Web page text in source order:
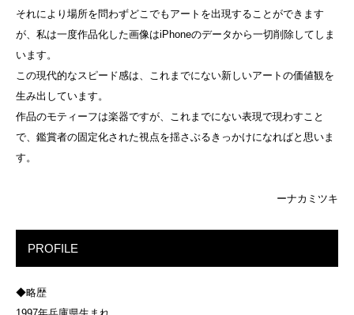
それにより場所を問わずどこでもアートを出現することができます
が、私は一度作品化した画像はiPhoneのデータから一切削除してしま
います。
この現代的なスピード感は、これまでにない新しいアートの価値観を
生み出しています。
作品のモティーフは楽器ですが、これまでにない表現で現わすこと
で、鑑賞者の固定化された視点を揺さぶるきっかけになればと思いま
す。
ーナカミツキ
PROFILE
◆略歴